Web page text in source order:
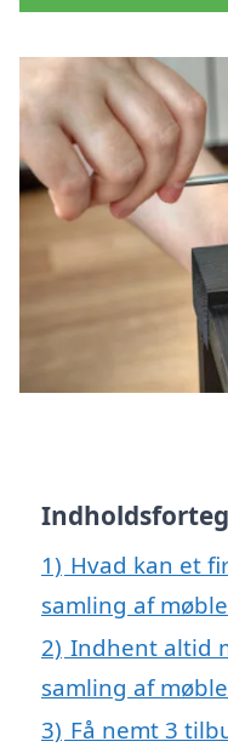
1) Hvad kan et
samling af
2) Indhent altid
samling af
3) Få nemt 3